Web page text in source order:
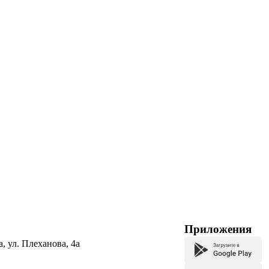
ул. Плеханова, 4а
Приложения